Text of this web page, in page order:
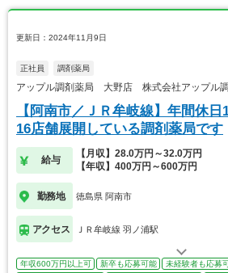
更新日：2024年11月9日
正社員 調剤薬局
アップル調剤薬局 大野店 株式会社アップル
【阿南市／ＪＲ牟岐線】年間休
16店舗展開している調剤薬局です
給与
【月収】28.0万円～32.0万円
【年収】400万円～600万円
勤務地 徳島県 阿南市
アクセス ＪＲ牟岐線 羽ノ浦駅
年収600万円以上可 新卒も応募可能 未経験者も応募